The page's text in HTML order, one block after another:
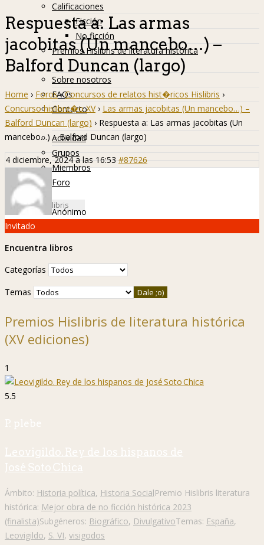
Calificaciones
Ficción
No ficción
Premios Hislibris de literatura histórica
Info
Sobre nosotros
FAQs
Contacto
Hislibreños
Actividad
Grupos
Miembros
Foro
Respuesta a: Las armas
jacobitas (Un mancebo…) –
Balford Duncan (largo)
Home › Foros › Concursos de relatos hist�ricos Hislibris ›
Concurso hislibre�o XV › Las armas jacobitas (Un mancebo…) –
Balford Duncan (largo) › Respuesta a: Las armas jacobitas (Un
mancebo…) – Balford Duncan (largo)
4 diciembre, 2024 a las 16:53 #87626
Anónimo
Invitado
Encuentra libros
Categorías
Temas
Premios Hislibris de literatura histórica
(XV ediciones)
1
5.5
P. plebe
Leovigildo. Rey de los hispanos de
José Soto Chica
Ámbito: Historia política, Historia SocialPremio Hislibris literatura
histórica: Mejor obra de no ficción histórica 2023
(finalista)Subgéneros: Biográfico, DivulgativoTemas: España,
Leovigildo, S. VI, visigodos